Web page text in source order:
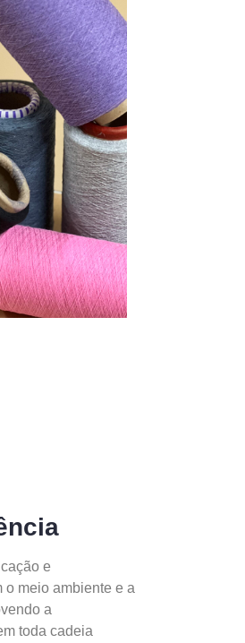
e
o meio ambiente e a
a
toda cadeia